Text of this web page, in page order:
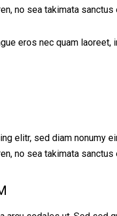
no sea takimata
eros nec quam
elitr, sed diam nonumy
no sea takimata